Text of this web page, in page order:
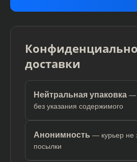
доставки
Нейтральная упаковка —
без указания содержимого
Анонимность — курьер не
посылки